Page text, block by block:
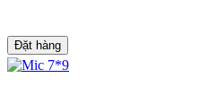
Đặt hàng